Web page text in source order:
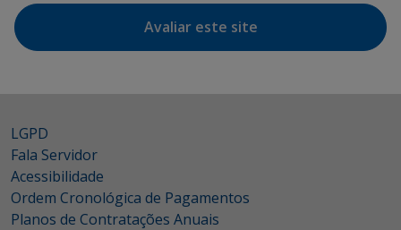
Avaliar este site
LGPD
Fala Servidor
Acessibilidade
Ordem Cronológica de Pagamentos
Planos de Contratações Anuais